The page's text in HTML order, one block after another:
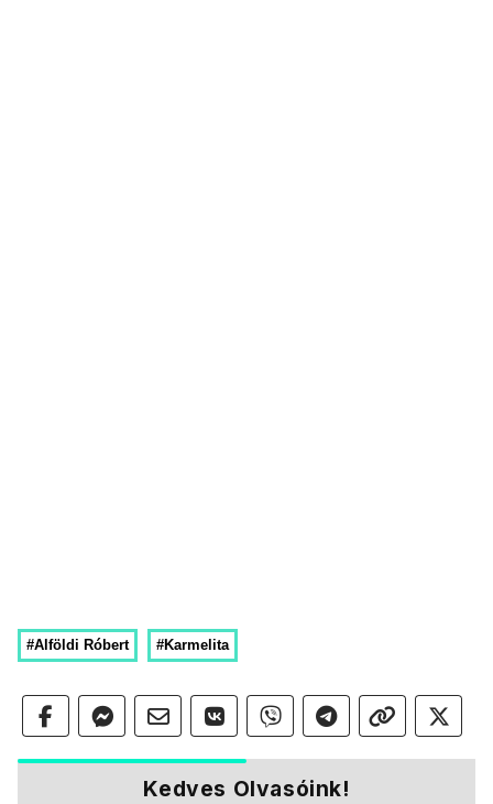
#Alföldi Róbert #Karmelita
Kedves Olvasóink!